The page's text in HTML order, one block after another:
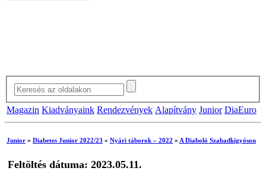
Magazin Kiadványaink Rendezvények Alapítvány Junior DiaEuro
Junior » Diabetes Junior 2022/23 » Nyári táborok – 2022 » A Diaboló Szabadkígyóson
Feltöltés dátuma: 2023.05.11.